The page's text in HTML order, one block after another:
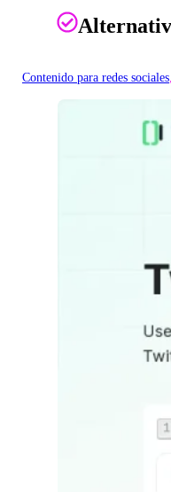
Contenido para redes sociales,